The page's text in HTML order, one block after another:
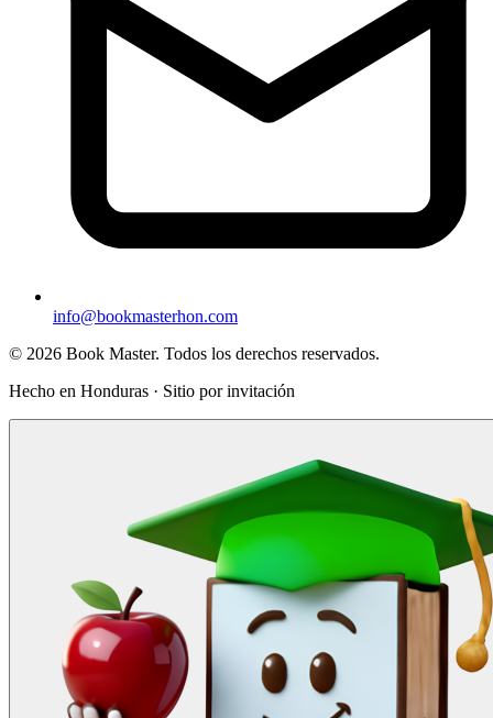
info@bookmasterhon.com
© 2026 Book Master. Todos los derechos reservados.
Hecho en Honduras · Sitio por invitación